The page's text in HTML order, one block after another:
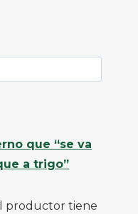
que “se va
a trigo”
productor tiene